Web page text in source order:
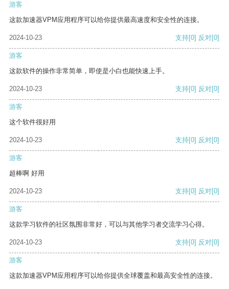
游客
这款加速器VPM应用程序可以给你提供最高速度和安全性的连接。
2024-10-23 支持[0] 反对[0]
游客
这款软件的操作非常简单，即使是小白也能快速上手。
2024-10-23 支持[0] 反对[0]
游客
这个软件很好用
2024-10-23 支持[0] 反对[0]
游客
超棒啊 好用
2024-10-23 支持[0] 反对[0]
游客
这款学习软件的社区氛围非常好，可以与其他学习者交流学习心得。
2024-10-23 支持[0] 反对[0]
游客
这款加速器VPM应用程序可以给你提供全球覆盖和最高安全性的连接。